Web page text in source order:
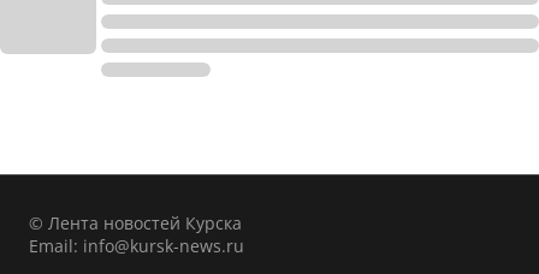
© Лента новостей Курска
Email: info@kursk-news.ru